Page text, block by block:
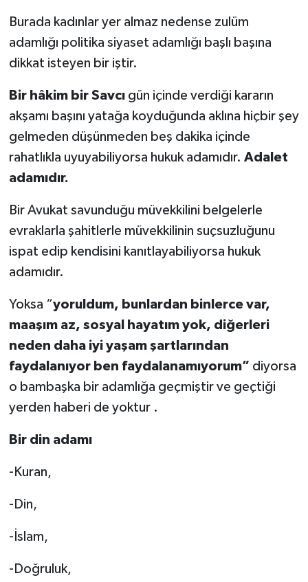
Burada kadınlar yer almaz nedense zulüm
adamlığı politika siyaset adamlığı başlı başına
dikkat isteyen bir iştir.
Bir hâkim bir Savcıgün içinde verdiği kararın
akşamı başını yatağa koyduğunda aklına hiçbir şey
gelmeden düşünmeden beş dakika içinde
rahatlıkla uyuyabiliyorsa hukuk adamıdır. Adalet
adamıdır.
Bir Avukat savunduğu müvekkilini belgelerle
evraklarla şahitlerle müvekkilinin suçsuzluğunu
ispat edip kendisini kanıtlayabiliyorsa hukuk
adamıdır.
Yoksa “yoruldum, bunlardan binlerce var,
maaşım az, sosyal hayatım yok, diğerleri
neden daha iyi yaşam şartlarından
faydalanıyor ben faydalanamıyorum” diyorsa
o bambaşka bir adamlığa geçmiştir ve geçtiği
yerden haberi de yoktur .
Bir din adamı
-Kuran,
-Din,
-İslam,
-Doğruluk,